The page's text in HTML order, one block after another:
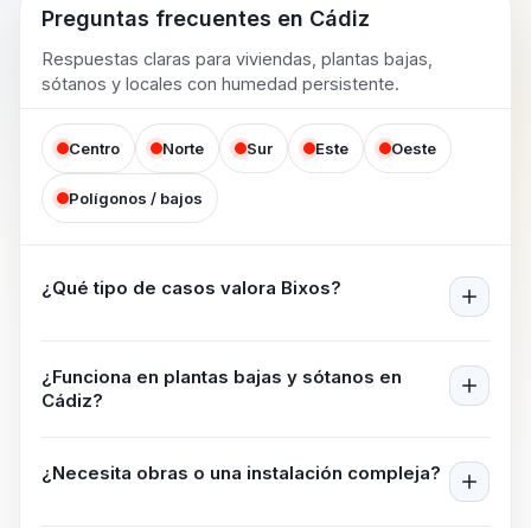
Preguntas frecuentes en Cádiz
Respuestas claras para viviendas, plantas bajas,
sótanos y locales con humedad persistente.
Centro Norte Sur Este Oeste
Polígonos / bajos
¿Qué tipo de casos valora Bixos?
¿Funciona en plantas bajas y sótanos en
Cádiz?
¿Necesita obras o una instalación compleja?